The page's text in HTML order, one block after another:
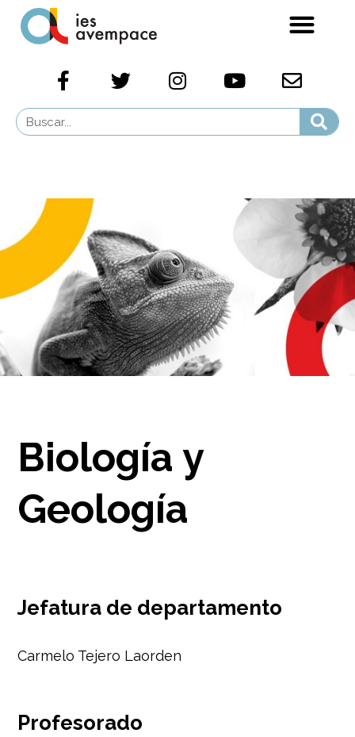
Biología y
Geología
Jefatura de departamento
Carmelo Tejero Laorden
Profesorado